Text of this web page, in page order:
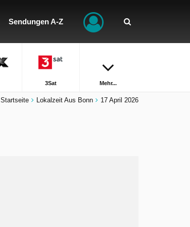
Sendungen A-Z
3Sat Mehr...
Startseite Lokalzeit Aus Bonn 17 April 2026